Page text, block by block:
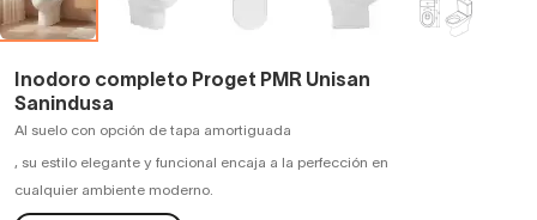
Inodoro completo Proget PMR Unisan
Sanindusa
Al suelo con opción de tapa amortiguada
, su estilo elegante y funcional encaja a la perfección en
cualquier ambiente moderno.